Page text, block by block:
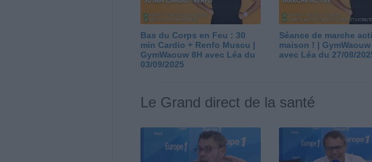
Bas du Corps en Feu : 30
min Cardio + Renfo Muscu |
GymWaouw 8H avec Léa du
03/09/2025
Séance de marche
maison ! | GymWaouw
avec Léa du 27/08/
Le Grand direct de la santé